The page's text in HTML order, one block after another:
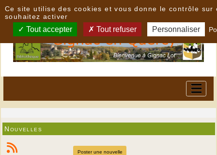
Nouvelles
Poster une nouvelle
Ce site utilise des cookies et vous donne le contrôle sur
souhaitez activer
Tout accepter Tout refuser Personnaliser